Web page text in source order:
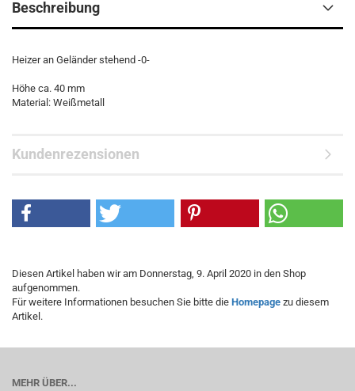
Beschreibung
Heizer an Geländer stehend -0-
Höhe ca. 40 mm
Material: Weißmetall
Kundenrezensionen
Diesen Artikel haben wir am Donnerstag, 9. April 2020 in den Shop
aufgenommen.
Für weitere Informationen besuchen Sie bitte die Homepage zu diesem
Artikel.
MEHR ÜBER...